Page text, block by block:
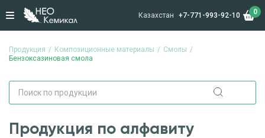
Казахстан +7-771-993-92-10 0
Продукция Композиционные материалы
Смолы
Бензоксазиновая смола
Продукция по алфавиту